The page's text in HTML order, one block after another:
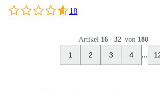
18
Artikel 16 - 32 von 180
1 2 3 4 ...